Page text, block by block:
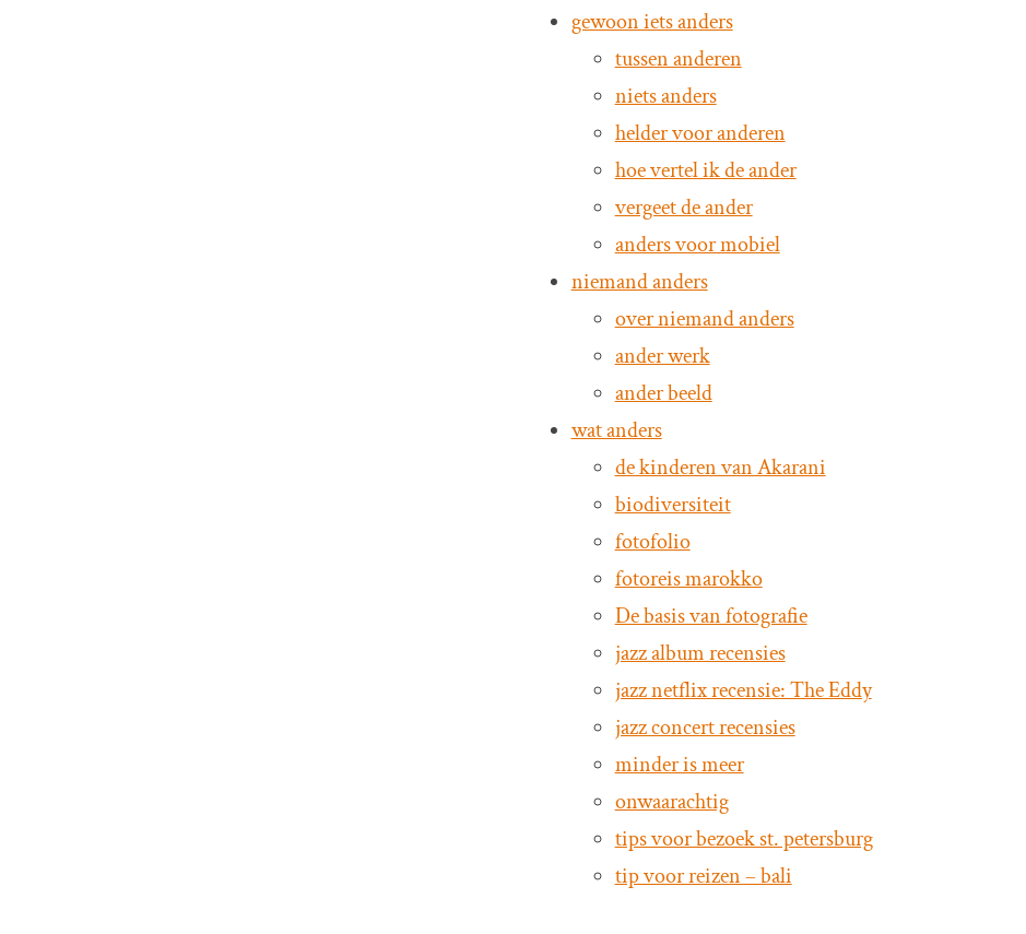
gewoon iets anders
tussen anderen
niets anders
helder voor anderen
hoe vertel ik de ander
vergeet de ander
anders voor mobiel
niemand anders
over niemand anders
ander werk
ander beeld
wat anders
de kinderen van Akarani
biodiversiteit
fotofolio
fotoreis marokko
De basis van fotografie
jazz album recensies
jazz netflix recensie: The Eddy
jazz concert recensies
minder is meer
onwaarachtig
tips voor bezoek st. petersburg
tip voor reizen – bali